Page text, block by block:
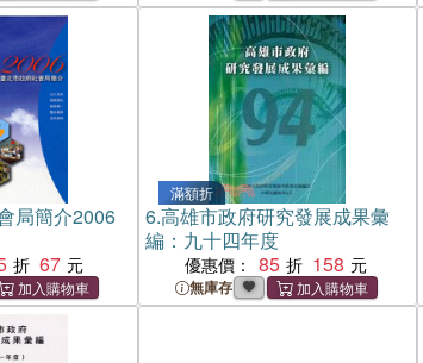
局簡介2006
67
滿額折
6.高雄市政府研究發展成果彙
編：九十四年度
優惠價： 85 158
無庫存